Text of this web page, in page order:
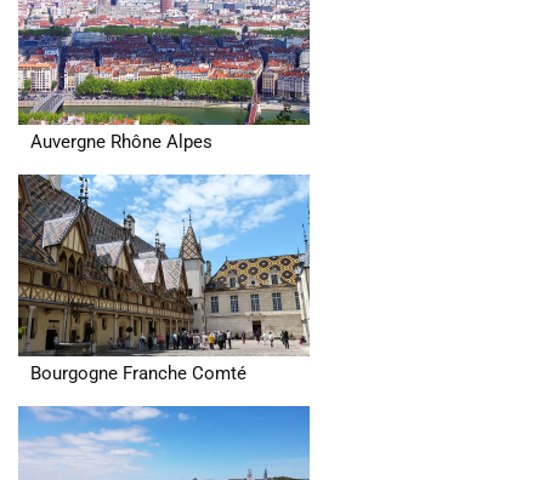
Auvergne Rhône Alpes
Bourgogne Franche Comté